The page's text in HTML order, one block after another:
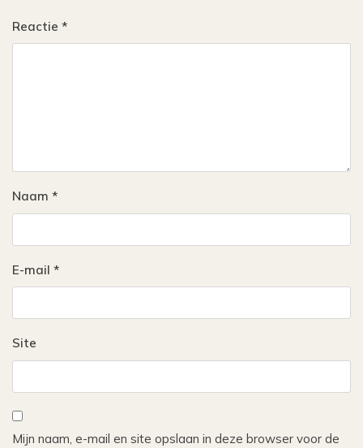
Reactie *
Naam *
E-mail *
Site
Mijn naam, e-mail en site opslaan in deze browser voor de